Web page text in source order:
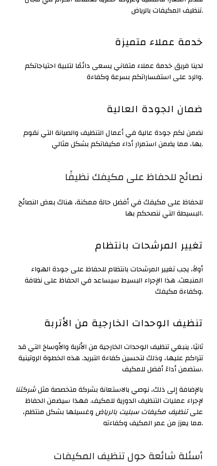
تنظيف المكيفات بالرياض.
خدمة عملاء متميزة
لدينا فريق خدمة عملاء متفاني يسعى دائمًا لتلبية احتياجاتكم
والرد على استفساراتكم بسرعة وكفاءة.
ضمان الجودة العالية
نضمن لكم جودة عالية في أعمال التنظيف والصيانة التي نقوم
بها، مما يضمن استمرار أداء مكيفاتكم بشكل مثالي.
نصائح للحفاظ على مكيفك نظيفًا
للحفاظ على مكيفك في أفضل حالة ممكنة، هناك بعض النصائح
البسيطة التي ننصحكم بها.
تغيير المرشحات بانتظام
أولاً، يجب تغيير المرشحات بانتظام للحفاظ على جودة الهواء
المنبعث. هذا الإجراء البسيط سيساعد في الحفاظ على نظافة
وكفاءة مكيفك.
تنظيف الوحدات الخارجية من الأتربة
ثانيًا، ينبغي تنظيف الوحدات الخارجية من الأتربة والأوساخ التي قد
تتراكم عليها، وذلك لتحسين كفاءة التبريد. هذه الخطوة الروتينية
ستضمن أداءً أفضل للمكيف.
بالإضافة إلى ذلك، نوصي بالاستعانة بشركة متخصصة مثلشركتنا
لإجراء عمليات التنظيف الدورية للمكيف. فهذا سيضمن الحفاظ
علىتنظيف مكيفات سبليت بالرياضوغسيلها بشكل منتظم،
مما يعزز من عمر المكيف وكفاءته.
أسئلة شائعة حول تنظيف المكيفات